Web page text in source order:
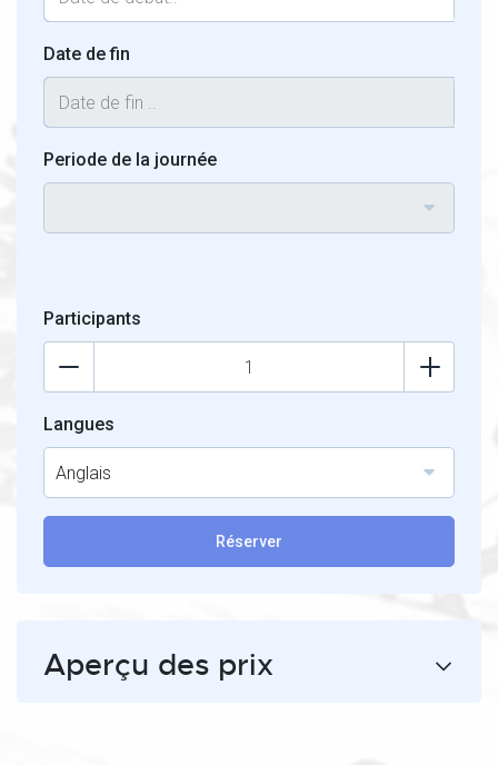
Date de fin
Periode de la journée
Participants
Langues
Anglais
Réserver
Aperçu des prix